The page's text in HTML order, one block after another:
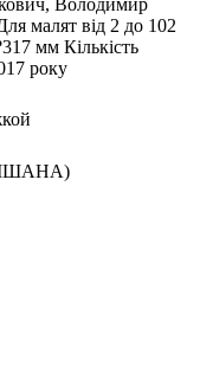
малят від 2 до 102
мм Кількість
року